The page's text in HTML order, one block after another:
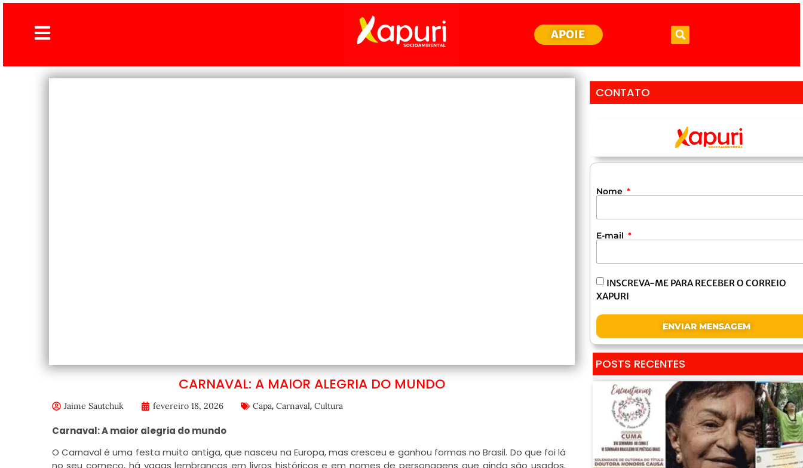
APOIE
CARNAVAL: A MAIOR ALEGRIA DO MUNDO
Jaime Sautchuk fevereiro 18, 2026 Capa, Carnaval, Cultura
Carnaval: A maior alegria do mundo
O Carnaval é uma festa muito antiga, que nasceu na Europa, mas cresceu e ganhou formas no Brasil. Do que foi lá
CONTATO
Nome
E-mail
INSCREVA-ME PARA RECEBER O CORREIO
XAPURI
ENVIAR MENSAGEM
POSTS RECENTES